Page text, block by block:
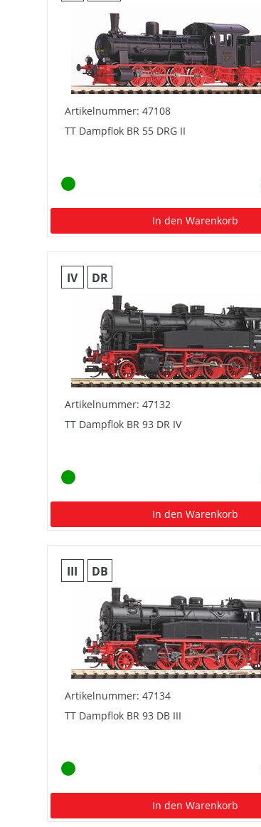
Artikelnummer: 47108
TT Dampflok BR 55 DRG II
In den Warenkorb
IV DR
Artikelnummer: 47132
TT Dampflok BR 93 DR IV
In den Warenkorb
III DB
Artikelnummer: 47134
TT Dampflok BR 93 DB III
In den Warenkorb